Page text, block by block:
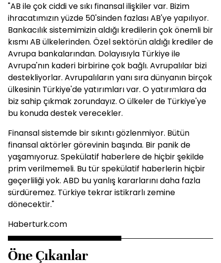
"AB ile çok ciddi ve sıkı finansal ilişkiler var. Bizim
ihracatımızın yüzde 50'sinden fazlası AB'ye yapılıyor.
Bankacılık sistemimizin aldığı kredilerin çok önemli bir
kısmı AB ülkelerinden. Özel sektörün aldığı krediler de
Avrupa bankalarından. Dolayısıyla Türkiye ile
Avrupa'nın kaderi birbirine çok bağlı. Avrupalılar bizi
destekliyorlar. Avrupalıların yanı sıra dünyanın birçok
ülkesinin Türkiye'de yatırımları var. O yatırımlara da
biz sahip çıkmak zorundayız. O ülkeler de Türkiye'ye
bu konuda destek verecekler.
Finansal sistemde bir sıkıntı gözlenmiyor. Bütün
finansal aktörler görevinin başında. Bir panik de
yaşamıyoruz. Spekülatif haberlere de hiçbir şekilde
prim verilmemeli. Bu tür spekülatif haberlerin hiçbir
geçerliliği yok. ABD bu yanlış kararlarını daha fazla
sürdüremez. Türkiye tekrar istikrarlı zemine
dönecektir."
Haberturk.com
Öne Çıkanlar